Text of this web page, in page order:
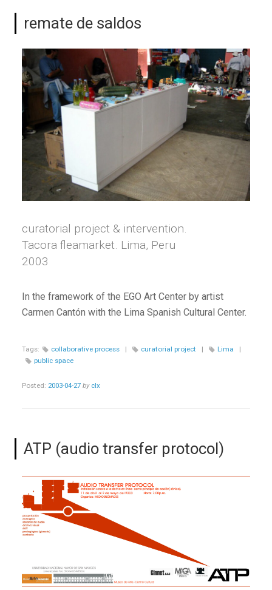
remate de saldos
curatorial project & intervention.
Tacora fleamarket. Lima, Peru
2003
In the framework of the EGO Art Center by artist
Carmen Cantón with the Lima Spanish Cultural Center.
Tags: collaborative process | curatorial project | Lima
|
public space
Posted: 2003-04-27 by clx
ATP (audio transfer protocol)